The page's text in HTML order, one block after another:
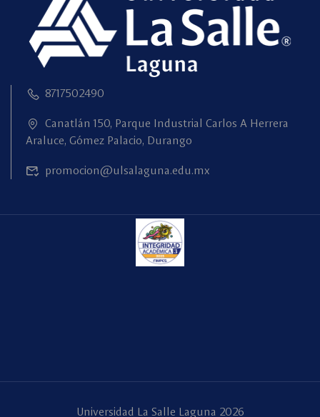
8717502490
Canatlán 150, Parque Industrial Carlos A Herrera
Araluce, Gómez Palacio, Durango
promocion@ulsalaguna.edu.mx
Universidad La Salle Laguna 2026